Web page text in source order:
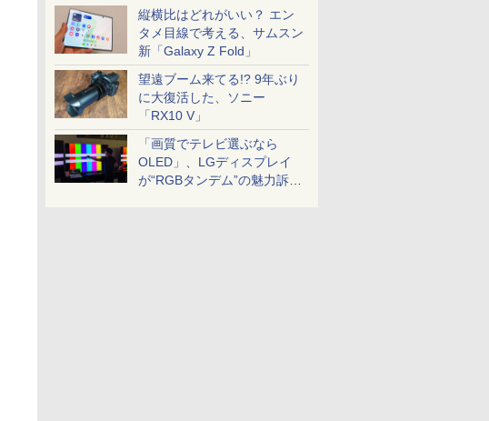
縦横比はどれがいい？ エン
タメ目線で考える、サムスン
新「Galaxy Z Fold」
望遠ブーム来てる!? 9年ぶり
に大復活した、ソニー
「RX10 V」
「画質でテレビ選ぶなら
OLED」、LGディスプレイ
が“RGBタンデム”の魅力訴